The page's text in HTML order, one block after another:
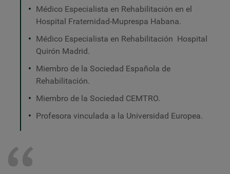
Médico Especialista en Rehabilitación en el
Hospital Fraternidad-Muprespa Habana.
Médico Especialista en Rehabilitación Hospital
Quirón Madrid.
Miembro de la Sociedad Española de
Rehabilitación.
Miembro de la Sociedad CEMTRO.
Profesora vinculada a la Universidad Europea.